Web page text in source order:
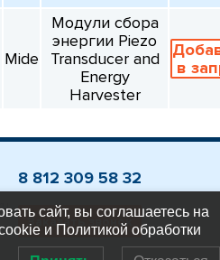
Mide
Модули сбора
энергии Piezo
Transducer and
Energy
Harvester
в
8 812 309 58 32
Заказать звонок
сайт, вы соглашаетесь на
и Политикой обработки